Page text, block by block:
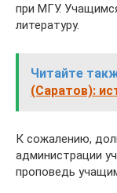
при МГУ.
литературу.
Читайте
(Саратов):
К сожалению,
администрации
проповедь